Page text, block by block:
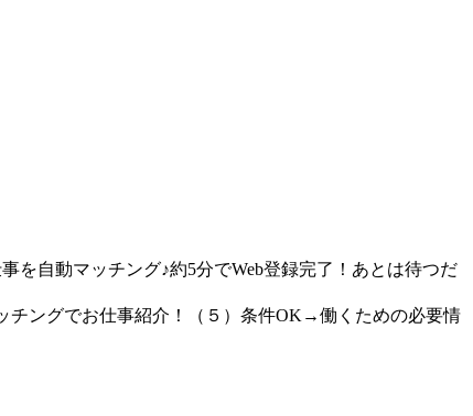
自動マッチング♪約5分でWeb登録完了！あとは待つだ
チングでお仕事紹介！（５）条件OK→働くための必要情